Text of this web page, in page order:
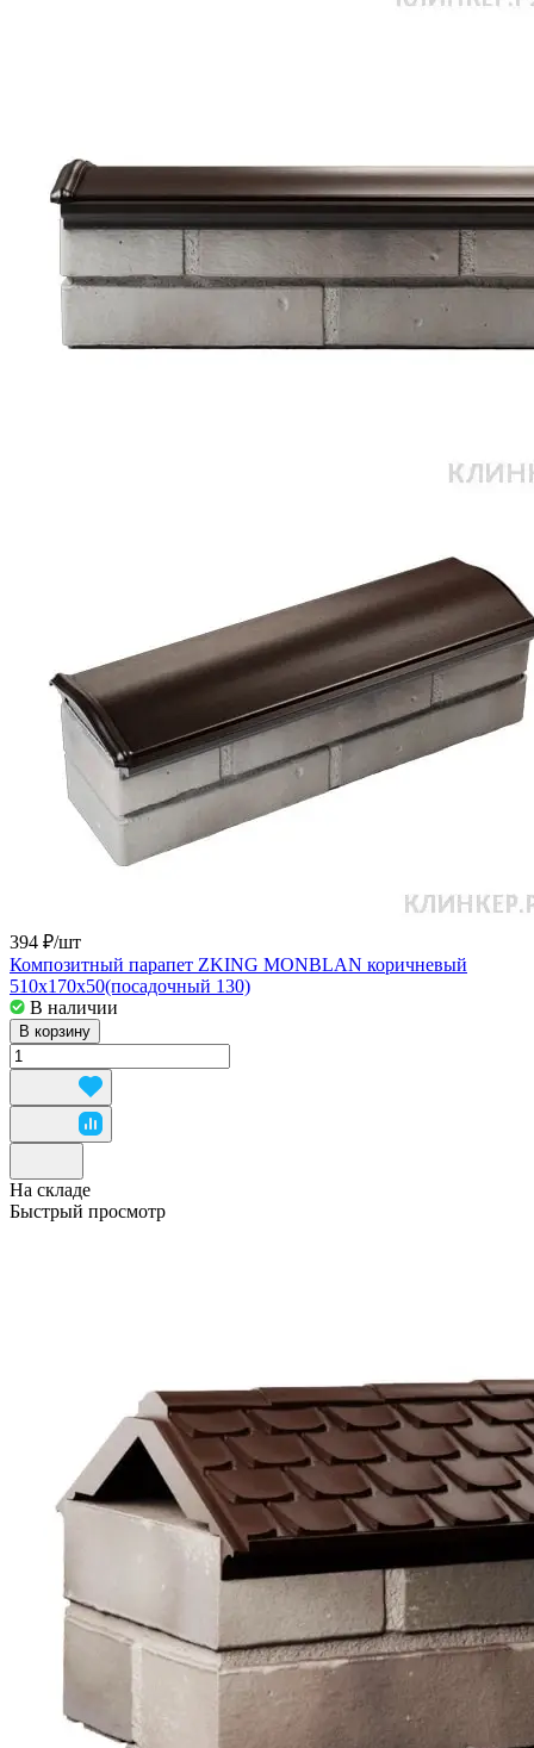
394 ₽/шт
Композитный парапет ZKING MONBLAN коричневый
510x170x50(посадочный 130)
В наличии
В корзину
На складе
Быстрый просмотр